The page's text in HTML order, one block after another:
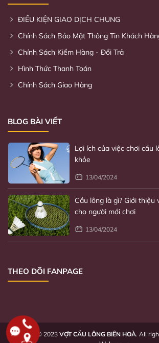
ĐIỀU KIỆN GIAO DỊCH CHUNG
Chính Sách Bảo Mật Thông Tin Khách
Chính Sách Kiểm Hàng - Đổi Trả
Hình Thức Thanh Toán
Chính Sách Giao Hàng
BLOG BÀI VIẾT
Kỹ thuật chơi cầu lông từ
khỏe
13/04/2024
cho người mới chơi
13/04/2024
THEO DÕI FANPAGE
Copyright © 2023 VỢT CẦU LÔNG BIÊN HOÀ. All